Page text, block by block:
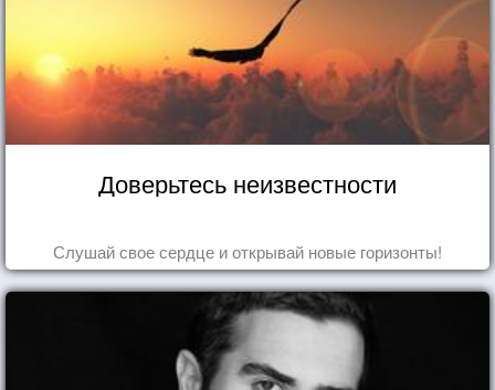
Доверьтесь неизвестности
Слушай свое сердце и открывай новые горизонты!